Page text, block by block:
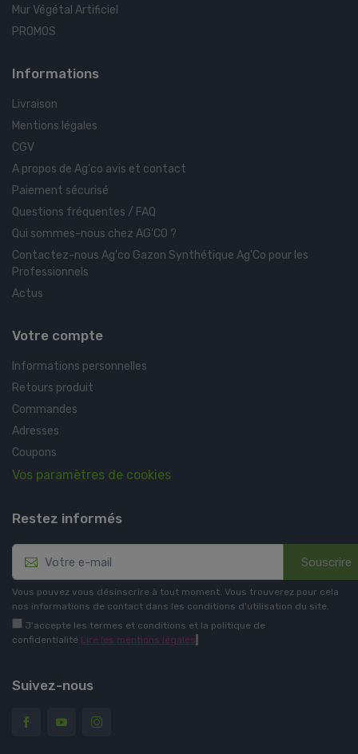
Mur Végétal Artificiel
PROMOS
Informations
Livraison
Mentions légales
CGV
A propos de Ag'co avis et contact
Paiement sécurisé
Questions fréquentes / FAQ
Qui sommes-nous chez AG'CO ?
Contactez-nous Ag'co Gazon Synthétique Ag'Co pour les
Professionnels
Actus
Votre compte
Informations personnelles
Retours produit
Commandes
Adresses
Coupons
Vos paramètres de cookies
Restez informés
Souscrire
Vous pouvez vous désinscrire à tout moment. Vous trouverez pour cela
nos informations de contact dans les conditions d'utilisation du site.
J'accepte les termes et conditions et la politique de
confidentialité Lire les mentions légales.
Suivez-nous